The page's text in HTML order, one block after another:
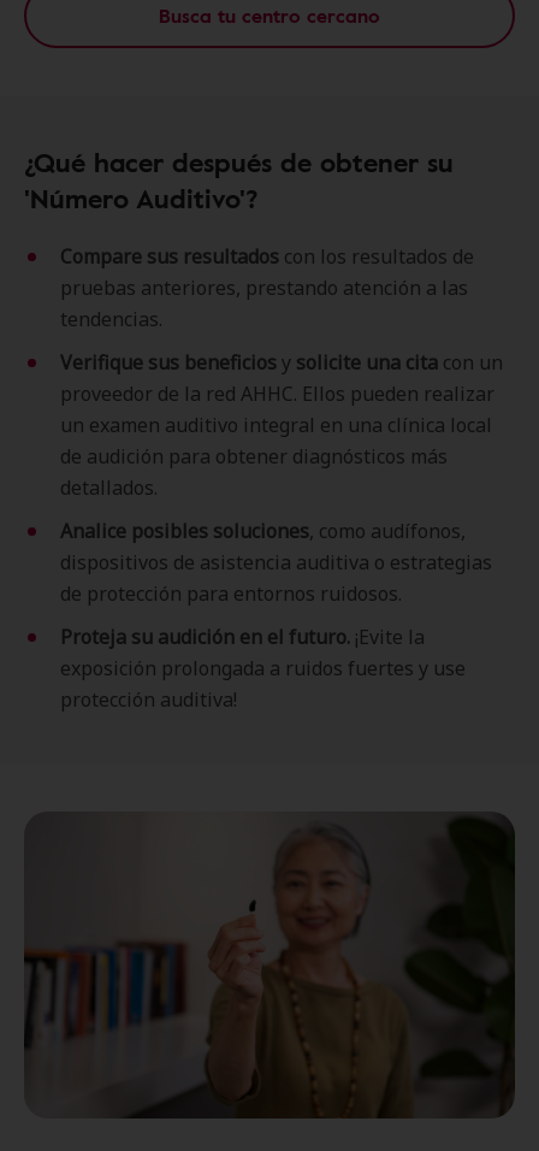
Busca tu centro cercano
¿Qué hacer después de obtener su
'Número Auditivo'?
Compare sus resultados con los resultados de
pruebas anteriores, prestando atención a las
tendencias.
Verifique sus beneficiosy solicite una cita con un
proveedor de la red AHHC. Ellos pueden realizar
un examen auditivo integral en una clínica local
de audición para obtener diagnósticos más
detallados.
Analice posibles soluciones, como audífonos,
dispositivos de asistencia auditiva o estrategias
de protección para entornos ruidosos.
Proteja su audición en el futuro. ¡Evite la
exposición prolongada a ruidos fuertes y use
protección auditiva!